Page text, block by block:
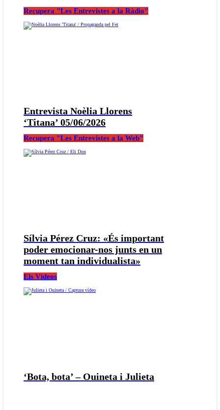
Recupera "Les Entrevistes a la Ràdio"
Entrevista Noèlia Llorens
‘Titana’ 05/06/2026
Recupera "Les Entrevistes a la Web"
Sílvia Pérez Cruz: «És important
poder emocionar-nos junts en un
moment tan individualista»
Els Vídeos
‘Bota, bota’ – Ouineta i Julieta